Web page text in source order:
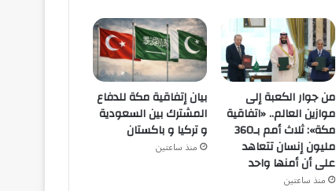
من جوار الكعبة إلى
موازين العالم.. «اتفاقية
مكة»: ثلاث أمم بـ360
مليون إنسان تتعاهد
على أن أمنها واحد
منذ ساعتين
بيان إتفاقية مكة للدفاع
المشترك بين السعودية
و تركيا و باكستان
منذ ساعتين